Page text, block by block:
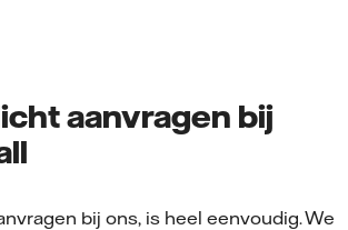
aanvragen bij
bij ons, is heel eenvoudig. We